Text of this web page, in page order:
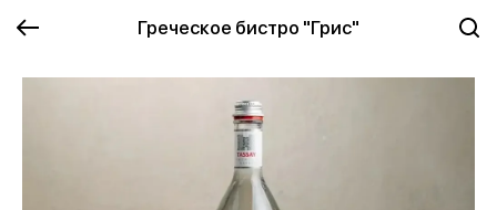
Греческое бистро "Грис"